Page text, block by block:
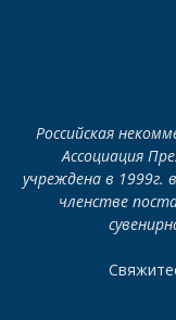
Российская
Ассоциация
учреждена в 1999г.
членстве